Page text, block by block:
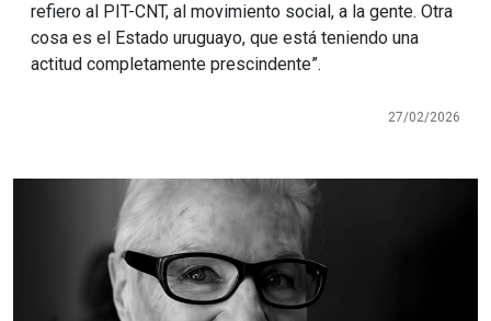
refiero al PIT-CNT, al movimiento social, a la gente. Otra
cosa es el Estado uruguayo, que está teniendo una
actitud completamente prescindente”.
27/02/2026